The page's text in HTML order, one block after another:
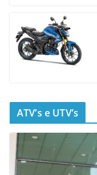
ATV’s e UTV’s